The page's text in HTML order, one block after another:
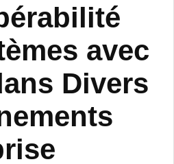
avec
Divers